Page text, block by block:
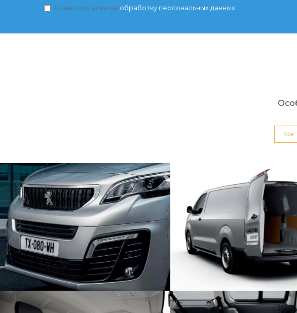
Я даю согласие на обработку персональных данных
Все
GRIP CONTROL
Система Grip Control в новом Peugeot
Expert оптимизирует распределение
крутящего момента между колесами
передней оси в зависимости от
выбранного режима: «СНЕГ», «ГРЯЗЬ» или
«ПЕСОК».
ПРОСТОТА
Загрузить новый Peugeot
благодаря широким проемам
сзади и сбоку — они
разместить в кузове даже
низкая погрузочная высота
процесс.